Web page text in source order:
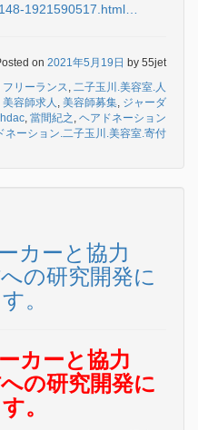
1921590517.html…
on 2021年5月19日 by 55jet
フリーランス, 二子玉川.美容室.人
美容師求人 , 美容師募集, ジャーダ
, 當間紀之 , ヘアドネーション
ネーション.二子玉川.美容室.寄付
カーと協力
の研究開発に
。
カーと協力
の研究開発に
。